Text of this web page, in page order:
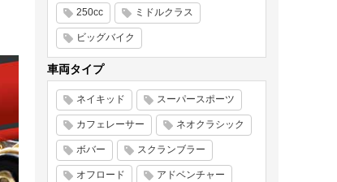
250cc ミドルクラス
ビッグバイク
車両タイプ
ネイキッド スーパースポーツ
カフェレーサー ネオクラシック
ボバー スクランブラー
オフロード アドベンチャー